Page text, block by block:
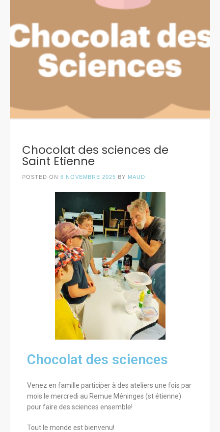
Chocolat des sciences de
Saint Etienne
POSTED ON 6 NOVEMBRE 2025 BY MAUD
Chocolat des sciences
Venez en famille participer à des ateliers une fois par
mois le mercredi au Remue Méninges (st étienne)
pour faire des sciences ensemble!
Tout le monde est bienvenu!